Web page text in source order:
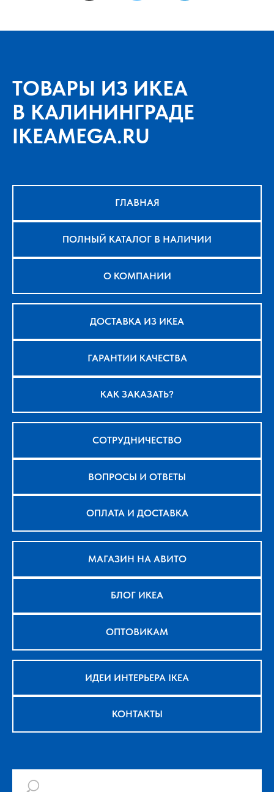
ТОВАРЫ ИЗ ИКЕА
В КАЛИНИНГРАДЕ
IKEAMEGA.RU
ГЛАВНАЯ
ПОЛНЫЙ КАТАЛОГ В НАЛИЧИИ
О КОМПАНИИ
ДОСТАВКА ИЗ ИКЕА
ГАРАНТИИ КАЧЕСТВА
КАК ЗАКАЗАТЬ?
СОТРУДНИЧЕСТВО
ВОПРОСЫ И ОТВЕТЫ
ОПЛАТА И ДОСТАВКА
МАГАЗИН НА АВИТО
БЛОГ ИКЕА
ОПТОВИКАМ
ИДЕИ ИНТЕРЬЕРА IKEA
КОНТАКТЫ